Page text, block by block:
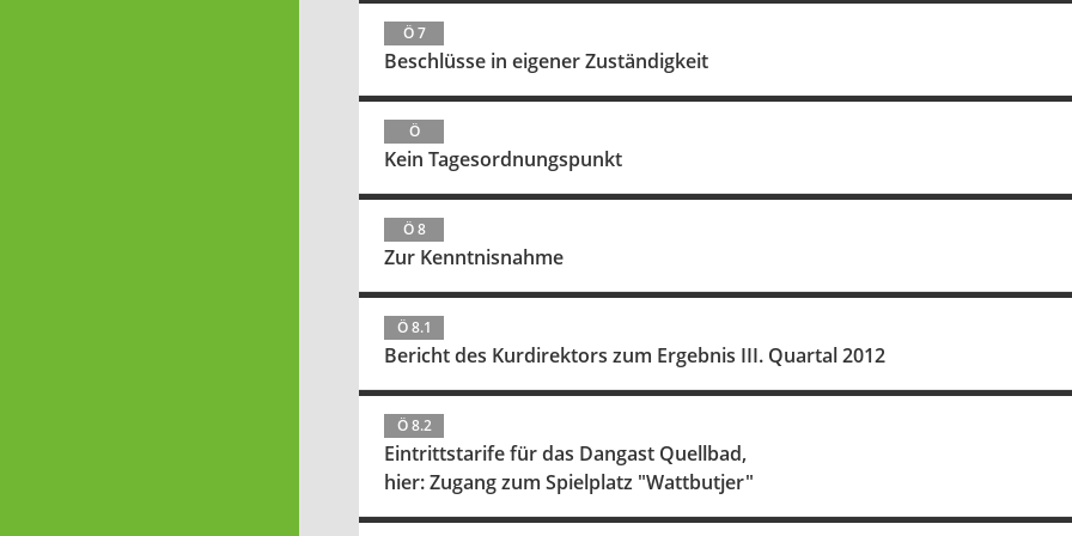
Ö 7
Beschlüsse in eigener Zuständigkeit
Ö
Kein Tagesordnungspunkt
Ö 8
Zur Kenntnisnahme
Ö 8.1
Bericht des Kurdirektors zum Ergebnis III. Quartal 2012
Ö 8.2
Eintrittstarife für das Dangast Quellbad,
hier: Zugang zum Spielplatz "Wattbutjer"